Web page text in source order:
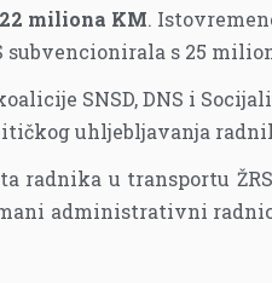
miliona KM.
subvencionirala s 25
SNSD, DNS i
uhljebljavanja
radnika u transportu
administrativni